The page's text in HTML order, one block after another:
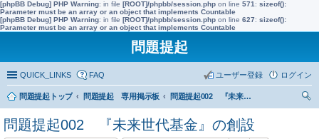
[phpBB Debug] PHP Warning: in file [ROOT]/phpbb/session.php on line 571 : sizeof():
Parameter must be an array or an object that implements Countable
[phpBB Debug] PHP Warning: in file [ROOT]/phpbb/session.php on line 627: sizeof():
Parameter must be an array or an object that implements Countable
問題提起
QUICK_LINKS FAQ ログイン
ユーザー登録
問題提起トップ 問題提起 専用掲示板
問題提起002 『未来世代基金』の創設
問題提起002 『未来世代基金』の創設